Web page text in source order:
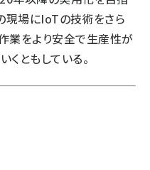
現場にIoTの技術をさら
業をより安全で生産性が
ともしている。